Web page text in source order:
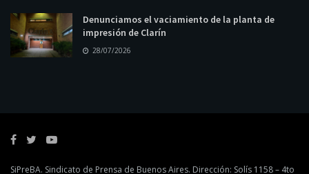
Denunciamos el vaciamiento de la planta de
impresión de Clarín
28/07/2026
SiPreBA. Sindicato de Prensa de Buenos Aires. Dirección: Solís 1158 – 4to